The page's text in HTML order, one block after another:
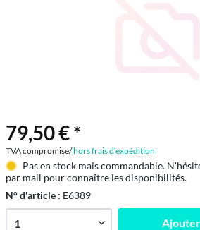
79,50 € *
TVA compromise/hors frais d'expédition
Pas en stock mais commandable.
par mail pour connaître les disponibilités.
N° d'article : E6389